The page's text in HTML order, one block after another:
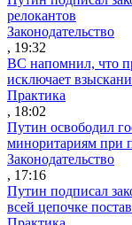
релокантов
Законодательство
, 19:32
ВС напомнил, что
исключает
Практика
, 18:02
Путин освободил
миноритариям при
Законодательство
, 17:16
Путин подписал
всей цепочке